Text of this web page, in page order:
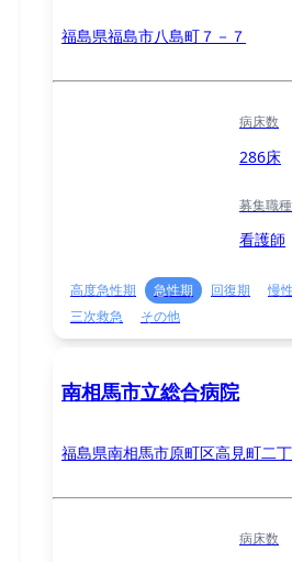
福島県福島市八島町７－７
病床数
286床
募集職種
看護師
高度急性期 急性期 回復期 慢
三次救急
その他
南相馬市立総合病院
福島県南相馬市原町区高見町二
病床数